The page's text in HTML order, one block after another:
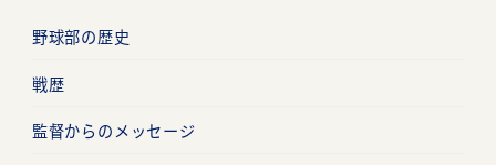
野球部の歴史
戦歴
監督からのメッセージ